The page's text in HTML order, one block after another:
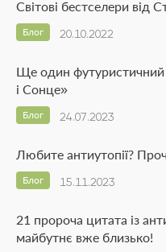
Світові бестселери від
20.10.2022
Блог
Ще один футуристичний
і Сонце»
24.07.2023
Блог
Любите антиутопії?
15.11.2023
Блог
21 пророча цитата із
майбутнє вже близько!